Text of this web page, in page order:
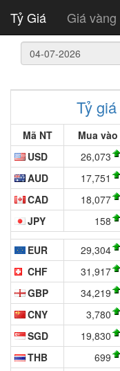
Tỷ Giá Giá vàng
Tỷ
Mã NT Mua vào
USD
26,073
AUD
17,751
CAD
18,077
JPY
158
EUR 29,304
CHF
31,917
GBP
34,219
CNY
3,780
SGD
19,830
THB
699